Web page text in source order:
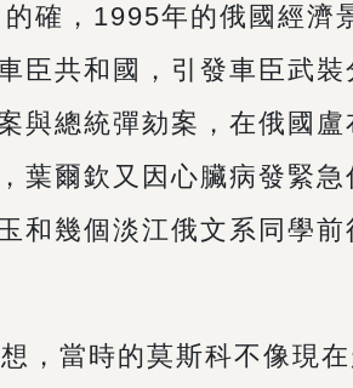
確，1995年的俄國經濟
臣共和國，引發車臣武裝
與總統彈劾案，在俄國盧
葉爾欽又因心臟病發緊急
和幾個淡江俄文系同學前
當時的莫斯科不像現在